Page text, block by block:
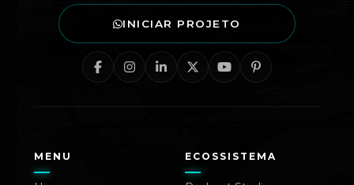
INICIAR PROJETO
MENU ECOSSISTEMA